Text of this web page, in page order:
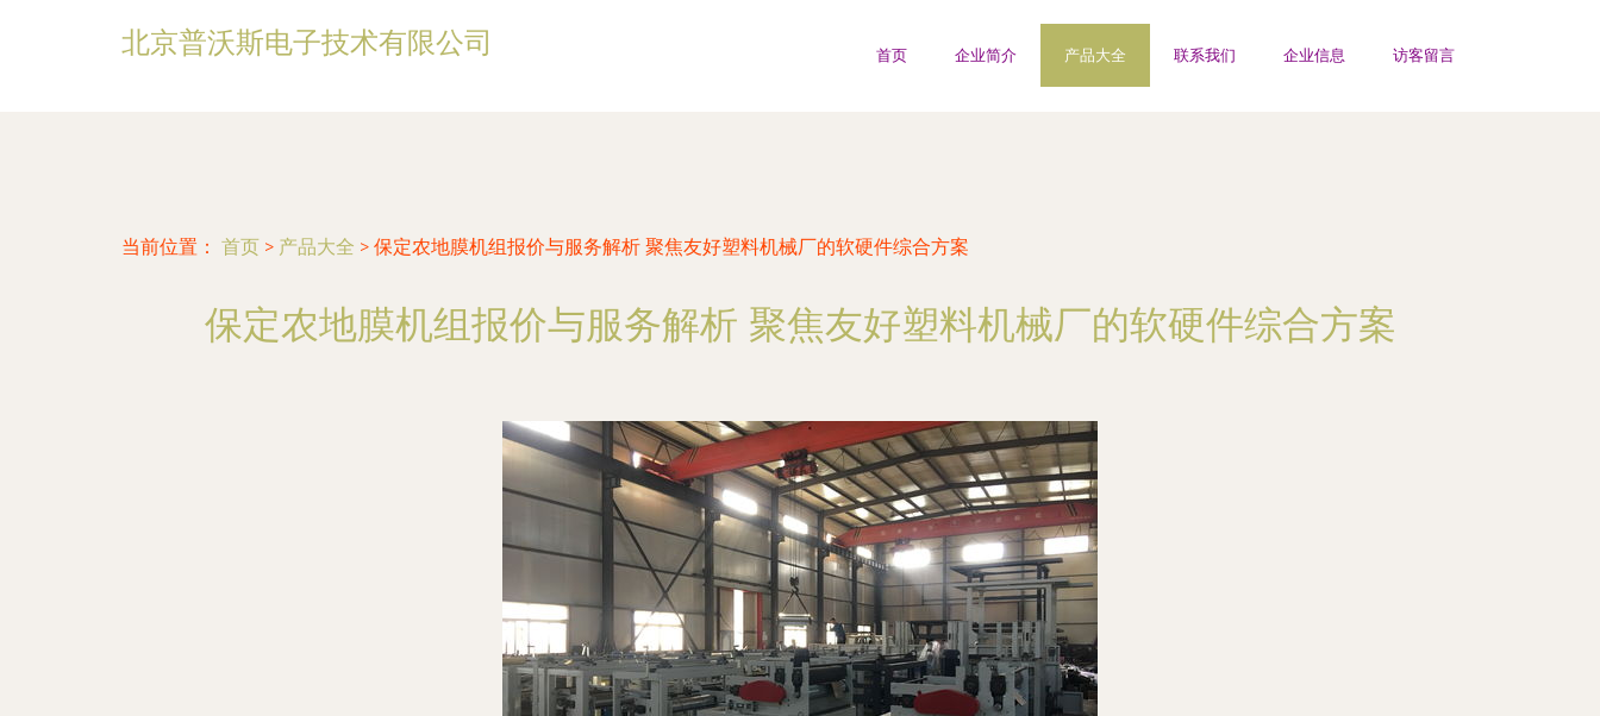
北京普沃斯电子技术有限公司 首页 企业简介 产品大全 联系我们 企业信息 访客留言
当前位置： 首页 > 产品大全 > 保定农地膜机组报价与服务解析 聚焦友好塑料机械厂的软硬件综合方案
保定农地膜机组报价与服务解析 聚焦友好塑料机械厂的软硬件综合方案